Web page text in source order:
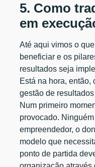
5. Como
em
Até aqui vimos o
beneficiar e os
resultados seja
Está na hora, então,
gestão de
Num primeiro
provocado.
empreendedor, o
modelo que
ponto de partida